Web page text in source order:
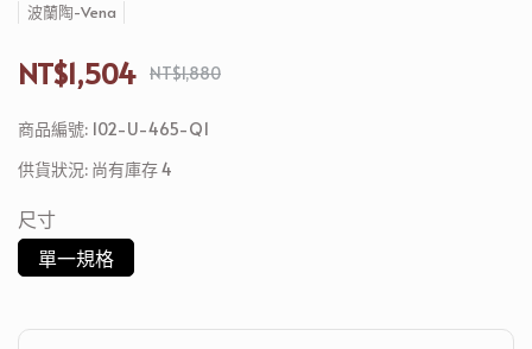
波蘭陶-Vena
NT$1,504 NT$1,880
商品編號: 102-U-465-Q1
供貨狀況: 尚有庫存 4
尺寸
單一規格